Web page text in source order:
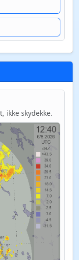
ikke skydekke.